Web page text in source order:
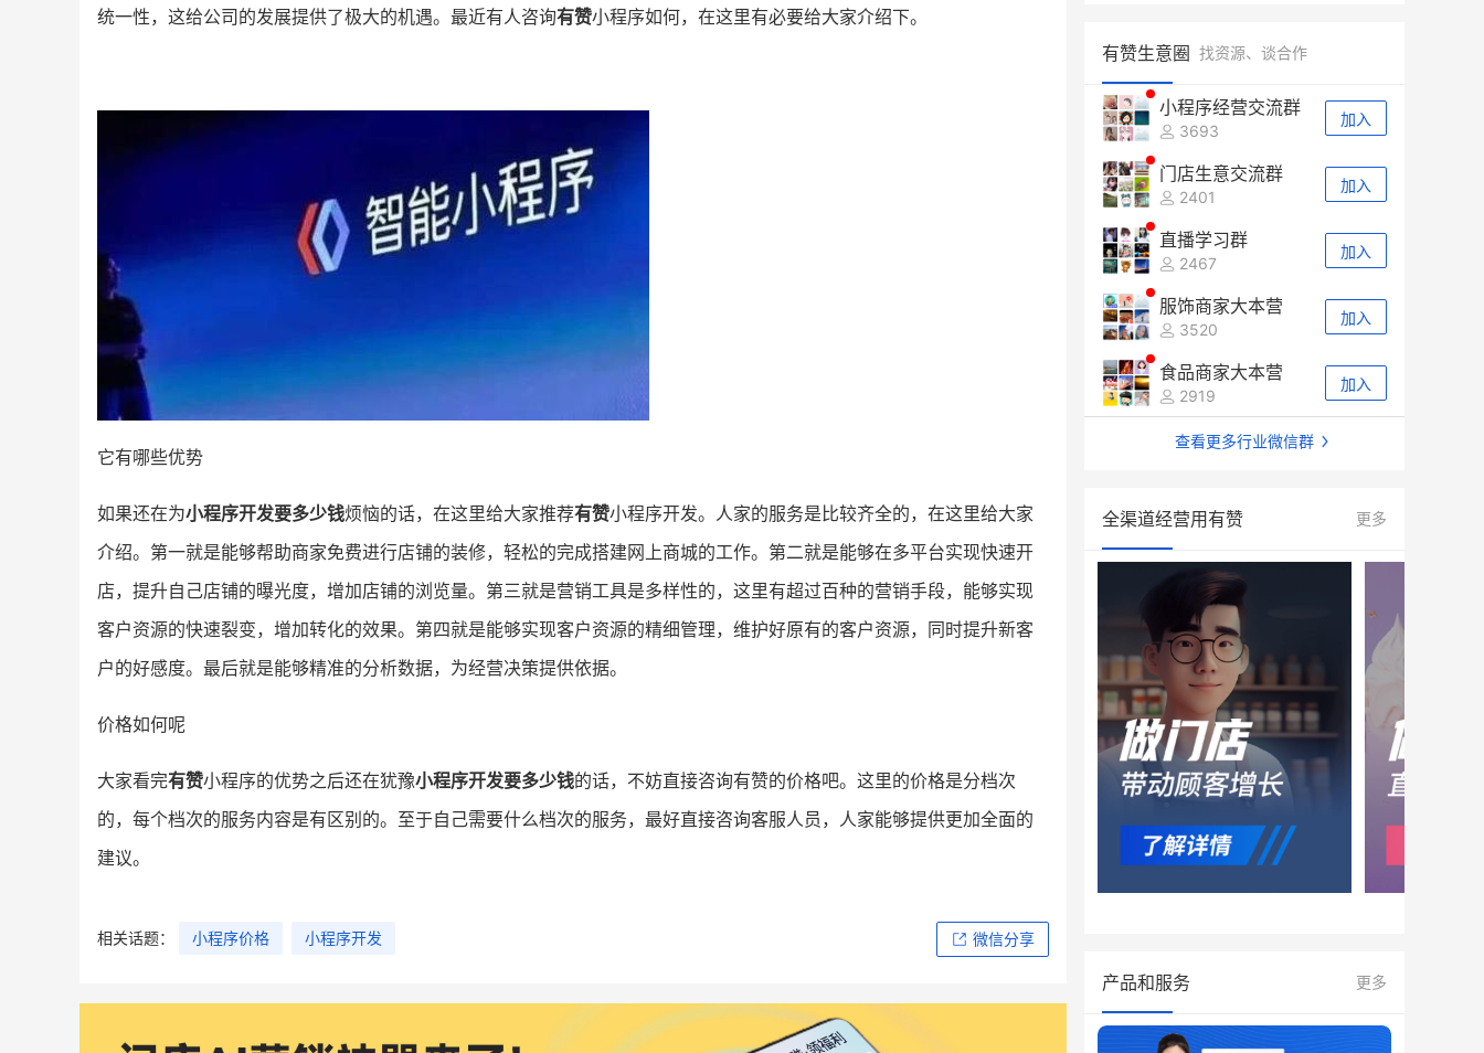
统一性，这给公司的发展提供了极大的机遇。最近有人咨询有赞小程序如何，在这里有必要给大家介绍下。
它有哪些优势
如果还在为小程序开发要多少钱烦恼的话，在这里给大家推荐有赞小程序开发。人家的服务是比较齐全的，在这里给大家
介绍。第一就是能够帮助商家免费进行店铺的装修，轻松的完成搭建网上商城的工作。第二就是能够在多平台实现快速开
店，提升自己店铺的曝光度，增加店铺的浏览量。第三就是营销工具是多样性的，这里有超过百种的营销手段，能够实现
客户资源的快速裂变，增加转化的效果。第四就是能够实现客户资源的精细管理，维护好原有的客户资源，同时提升新客
户的好感度。最后就是能够精准的分析数据，为经营决策提供依据。
价格如何呢
大家看完有赞小程序的优势之后还在犹豫小程序开发要多少钱的话，不妨直接咨询有赞的价格吧。这里的价格是分档次
的，每个档次的服务内容是有区别的。至于自己需要什么档次的服务，最好直接咨询客服人员，人家能够提供更加全面的
建议。
相关话题： 小程序价格 小程序开发 微信分享
有赞生意圈 找资源、谈合作
小程序经营交流群
3693
加入
门店生意交流群
2401
加入
直播学习群
2467
加入
服饰商家大本营
3520
加入
食品商家大本营
2919
加入
查看更多行业微信群
全渠道经营用有赞 更多
产品和服务 更多